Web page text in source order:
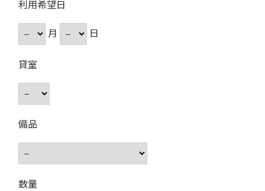
利用希望日
月
日
貸室
備品
数量